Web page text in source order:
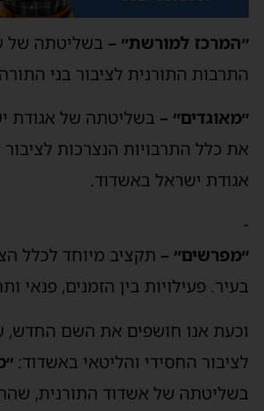
למורשת״ –בשליטתה של
התורנית לציבור בני התורה
–בשליטתה של אגודת
כלל התרבויות הנצרכות לציבור
ישראל באשדוד.
–תקציב מיוחד לכלל
פעילויות בין הזמנים, פנאי
אנו חושפים את השם החדש,
החסידי והליטאי באשדוד:
של אשדוד התורנית,